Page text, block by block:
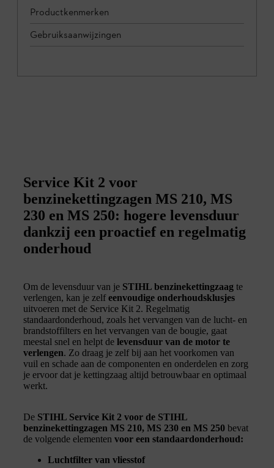
Productkenmerken
Gebruiksaanwijzingen
Service Kit 2 voor
benzinekettingzagen MS 210, MS
230 en MS 250: hogere levensduur
dankzij een proactief en regelmatig
onderhoud
Om de levensduur van je STIHL benzinekettingzaag te
verlengen, kan je zelf eenvoudige onderhoudsklusjes
uitvoeren met de Service Kit 2. Regelmatig
standaardonderhoud, zoals het vervangen van de lucht- en
brandstoffilters en het vervangen van de bougie, gaat
meestal snel en helpt de levensduur van de motor te
verlengen. Zo draag je zelf bij aan het voorkomen van
vuil en schade aan de componenten en onderdelen en zorg
je ervoor dat je kettingzaag altijd betrouwbaar en optimaal
werkt.
De STIHL Service Kit 2 voor de STIHL
benzinekettingzagen MS 210, MS 230 en MS 250 bevat
de volgende elementen voor een standaardonderhoud:
Luchtfilter van vliesstof